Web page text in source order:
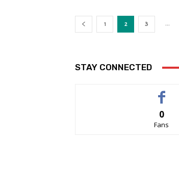
1 2 3 ...
STAY CONNECTED
0
Fans